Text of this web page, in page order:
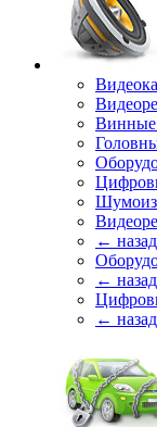
← назад
← назад
← назад